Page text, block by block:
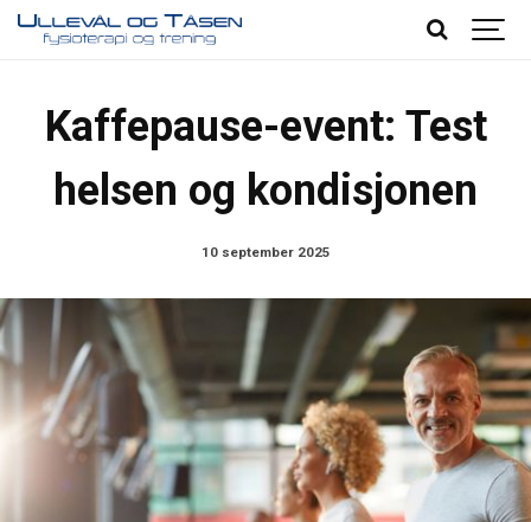
Kaffepause-event: Test
helsen og kondisjonen
10 september 2025